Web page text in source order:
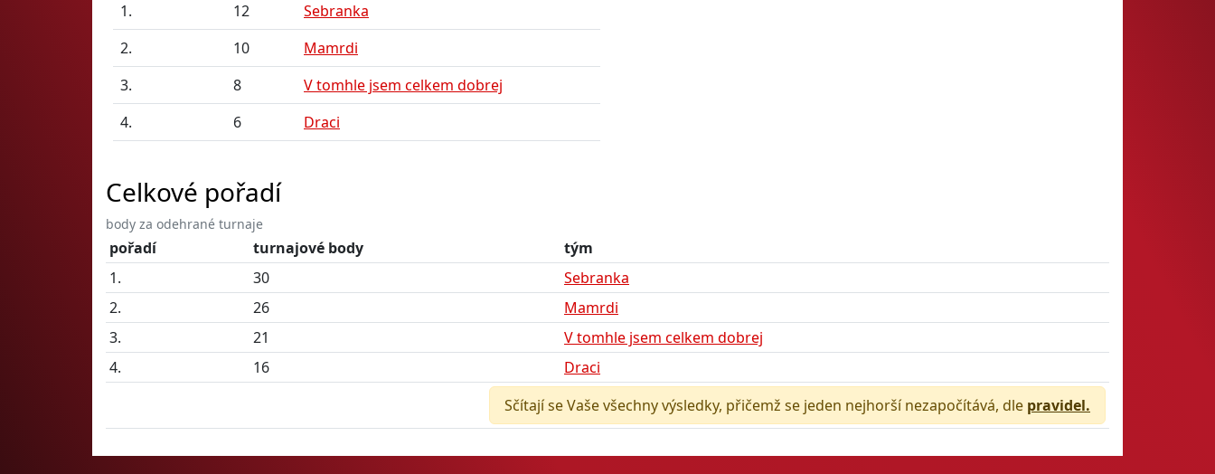
1.
12
Sebranka
2.
10
Mamrdi
3.
8
V tomhle jsem celkem dobrej
4.
6 Draci
Celkové pořadí
body za odehrané turnaje
pořadí turnajové body
tým
1.
30
Sebranka
2.
26
Mamrdi
3.
21
V tomhle jsem celkem dobrej
4.
16
Draci
Sčítají se Vaše všechny výsledky, přičemž se jeden nejhorší nezapočítává, dle pravidel.